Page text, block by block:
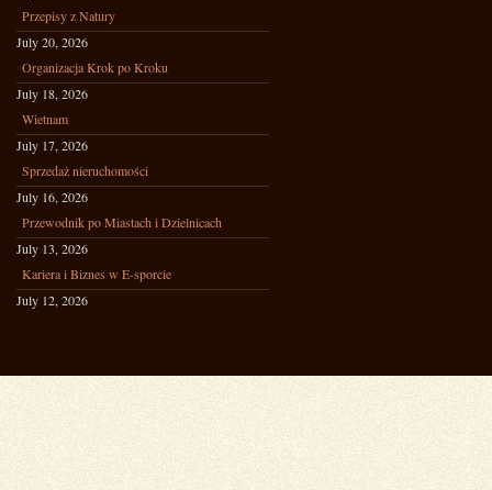
Przepisy z Natury
July 20, 2026
Organizacja Krok po Kroku
July 18, 2026
Wietnam
July 17, 2026
Sprzedaż nieruchomości
July 16, 2026
Przewodnik po Miastach i Dzielnicach
July 13, 2026
Kariera i Biznes w E-sporcie
July 12, 2026